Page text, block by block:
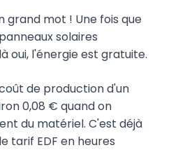
grand mot ! Une fois que
solaires
oui, l'énergie est gratuite.
de production d'un
0,08 € quand on
du matériel. C'est déjà
tarif EDF en heures